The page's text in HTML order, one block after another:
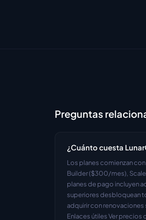
Preguntas
¿Cuánto cuesta
Los planes comienzan
Builder ($300/mes),
planes de pago incluyen
superiores desbloquean
adquirir con renovaciones
Enlaces útiles Ver